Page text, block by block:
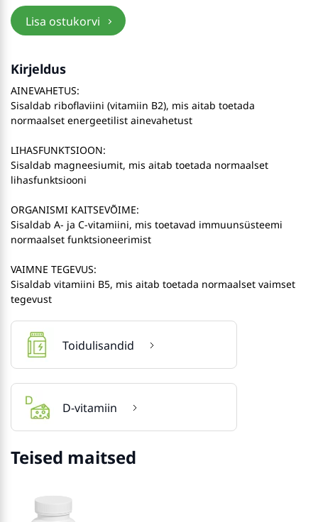
Lisa ostukorvi
Kirjeldus
AINEVAHETUS:
Sisaldab riboflaviini (vitamiin B2), mis aitab toetada
normaalset energeetilist ainevahetust
LIHASFUNKTSIOON:
Sisaldab magneesiumit, mis aitab toetada normaalset
lihasfunktsiooni
ORGANISMI KAITSEVÕIME:
Sisaldab A- ja C-vitamiini, mis toetavad immuunsüsteemi
normaalset funktsioneerimist
VAIMNE TEGEVUS:
Sisaldab vitamiini В5, mis aitab toetada normaalset vaimset
tegevust
Toidulisandid
D-vitamiin
Teised maitsed